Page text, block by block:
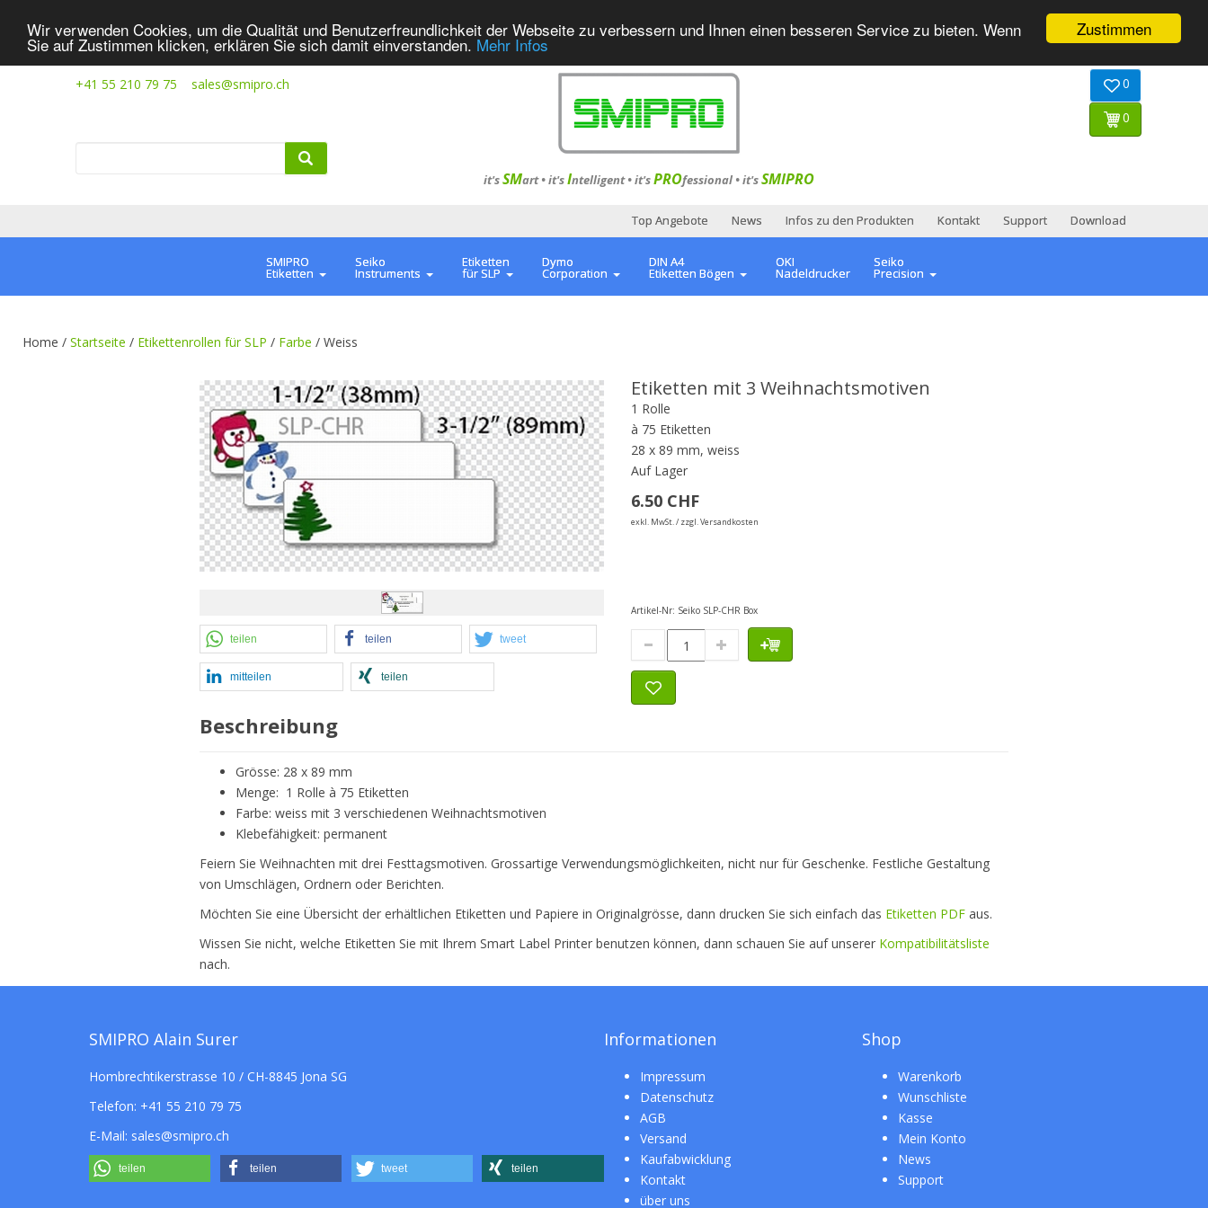
Zustimmen
Wir verwenden Cookies, um die Qualität und Benutzerfreundlichkeit der Webseite zu verbessern und Ihnen einen besseren Service zu bieten. Wenn
Sie auf Zustimmen klicken, erklären Sie sich damit einverstanden. Mehr Infos
+41 55 210 79 75 sales@smipro.ch
it'sSMart •it'sIntelligent•it'sPROfessional•it'sSMIPRO
0
0
Top Angebote News Infos zu den Produkten Kontakt Support Download
SMIPRO
Etiketten
Seiko
Instruments
Etiketten
für SLP
Dymo
Corporation
DIN A4
Etiketten Bögen
OKI
Nadeldrucker
Seiko
Precision
Home / Startseite / Etikettenrollen für SLP / Farbe / Weiss
teilen teilen tweet
mitteilen teilen
Etiketten mit 3 Weihnachtsmotiven
1 Rolle
à 75 Etiketten
28 x 89 mm, weiss
Auf Lager
6.50 CHF
exkl. MwSt. / zzgl. Versandkosten
Artikel-Nr: Seiko SLP-CHR Box
Beschreibung
Grösse: 28 x 89 mm
Menge: 1 Rolle à 75 Etiketten
Farbe: weiss mit 3 verschiedenen Weihnachtsmotiven
Klebefähigkeit: permanent
Feiern Sie Weihnachten mit drei Festtagsmotiven. Grossartige Verwendungsmöglichkeiten, nicht nur für Geschenke. Festliche Gestaltung
von Umschlägen, Ordnern oder Berichten.
Möchten Sie eine Übersicht der erhältlichen Etiketten und Papiere in Originalgrösse, dann drucken Sie sich einfach das Etiketten PDF aus.
Wissen Sie nicht, welche Etiketten Sie mit Ihrem Smart Label Printer benutzen können, dann schauen Sie auf unserer Kompatibilitätsliste
nach.
SMIPRO Alain Surer
Hombrechtikerstrasse 10 / CH-8845 Jona SG
Telefon: +41 55 210 79 75
E-Mail: sales@smipro.ch
teilen teilen tweet teilen
Informationen
Impressum
Datenschutz
AGB
Versand
Kaufabwicklung
Kontakt
über uns
Shop
Warenkorb
Wunschliste
Kasse
Mein Konto
News
Support